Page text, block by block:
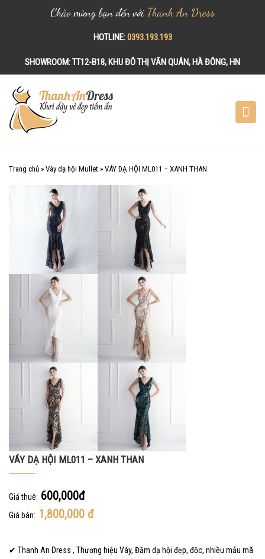
Chào mừng bạn đến với Thanh An Dress
HOTLINE:0393.193.193
SHOWROOM:TT12-B18, KHU ĐÔ THỊ VĂN QUÁN, HÀ ĐÔNG, HN
Trang chủ » Váy dạ hội Mullet » VÁY DẠ HỘI ML011 – XANH THAN
VÁY DẠ HỘI ML011 – XANH THAN
Giá thuê: 600,000đ
Giá bán: 1,800,000 đ
✔ Thanh An Dress , Thương hiệu Váy, Đầm dạ hội đẹp, độc, nhiều mẫu mã